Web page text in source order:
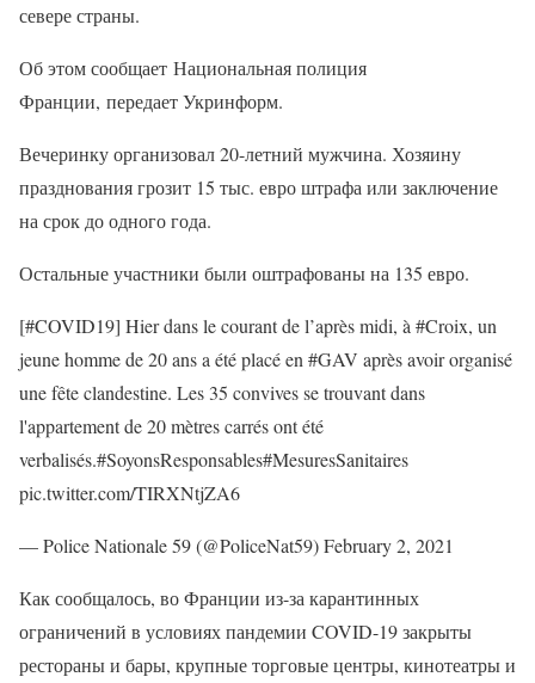
севере страны.
Об этом сообщает Национальная полиция
Франции, передает Укринформ.
Вечеринку организовал 20-летний мужчина. Хозяину
празднования грозит 15 тыс. евро штрафа или заключение
на срок до одного года.
Остальные участники были оштрафованы на 135 евро.
[#COVID19] Hier dans le courant de l’après midi, à #Croix, un
jeune homme de 20 ans a été placé en #GAV après avoir organisé
une fête clandestine. Les 35 convives se trouvant dans
l'appartement de 20 mètres carrés ont été
verbalisés.#SoyonsResponsables#MesuresSanitaires
pic.twitter.com/TIRXNtjZA6
— Police Nationale 59 (@PoliceNat59) February 2, 2021
Как сообщалось, во Франции из-за карантинных
ограничений в условиях пандемии COVID-19 закрыты
рестораны и бары, крупные торговые центры, кинотеатры и